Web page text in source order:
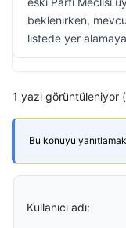
beklenirken,
listede yer
1 yazı görüntüleniyor
Bu konuyu
Kullanıcı adı: